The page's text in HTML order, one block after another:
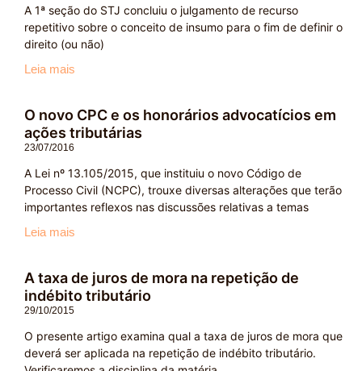
A 1ª seção do STJ concluiu o julgamento de recurso
repetitivo sobre o conceito de insumo para o fim de definir o
direito (ou não)
Leia mais
O novo CPC e os honorários advocatícios em
ações tributárias
23/07/2016
A Lei nº 13.105/2015, que instituiu o novo Código de
Processo Civil (NCPC), trouxe diversas alterações que terão
importantes reflexos nas discussões relativas a temas
Leia mais
A taxa de juros de mora na repetição de
indébito tributário
29/10/2015
O presente artigo examina qual a taxa de juros de mora que
deverá ser aplicada na repetição de indébito tributário.